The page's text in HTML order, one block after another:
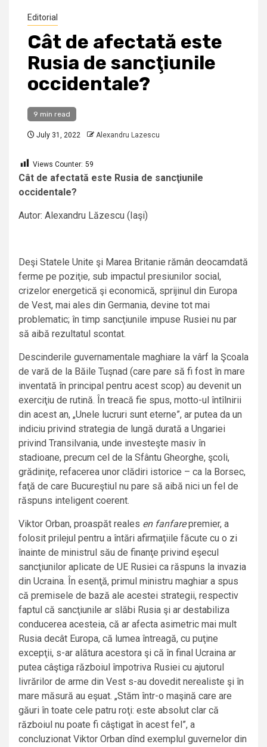
Editorial
Cât de afectată este
Rusia de sancţiunile
occidentale?
9 min read
July 31, 2022 Alexandru Lazescu
Views Counter: 59
Cât de afectată este Rusia de sancţiunile
occidentale?
Autor: Alexandru Lăzescu (Iaşi)
Deşi Statele Unite şi Marea Britanie rămân deocamdată
ferme pe poziţie, sub impactul presiunilor social,
crizelor energetică şi economică, sprijinul din Europa
de Vest, mai ales din Germania, devine tot mai
problematic; în timp sancţiunile impuse Rusiei nu par
să aibă rezultatul scontat.
Descinderile guvernamentale maghiare la vârf la Şcoala
de vară de la Băile Tuşnad (care pare să fi fost în mare
inventată în principal pentru acest scop) au devenit un
exerciţiu de rutină. În treacă fie spus, motto-ul întîlnirii
din acest an, „Unele lucruri sunt eterne”, ar putea da un
indiciu privind strategia de lungă durată a Ungariei
privind Transilvania, unde investeşte masiv în
stadioane, precum cel de la Sfântu Gheorghe, şcoli,
grădiniţe, refacerea unor clădiri istorice – ca la Borsec,
faţă de care Bucureştiul nu pare să aibă nici un fel de
răspuns inteligent coerent.
Viktor Orban, proaspăt reales en fanfarepremier, a
folosit prilejul pentru a întări afirmaţiile făcute cu o zi
înainte de ministrul său de finanţe privind eşecul
sancţiunilor aplicate de UE Rusiei ca răspuns la invazia
din Ucraina. În esenţă, primul ministru maghiar a spus
că premisele de bază ale acestei strategii, respectiv
faptul că sancţiunile ar slăbi Rusia şi ar destabiliza
conducerea acesteia, că ar afecta asimetric mai mult
Rusia decât Europa, că lumea întreagă, cu puţine
excepţii, s-ar alătura acestora şi că în final Ucraina ar
putea câştiga războiul împotriva Rusiei cu ajutorul
livrărilor de arme din Vest s-au dovedit nerealiste şi în
mare măsură au eşuat. „Stăm într-o maşină care are
găuri în toate cele patru roţi: este absolut clar că
războiul nu poate fi câştigat în acest fel”, a
concluzionat Viktor Orban dînd exemplul guvernelor din